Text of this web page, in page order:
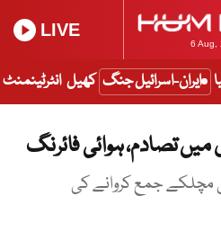
6 Aug,
LIVE
ایران-اسرائیل جنگ کھیل انٹرٹینمنٹ
میں تصادم، ہوائی فائرنگ
جمع کروانے کی